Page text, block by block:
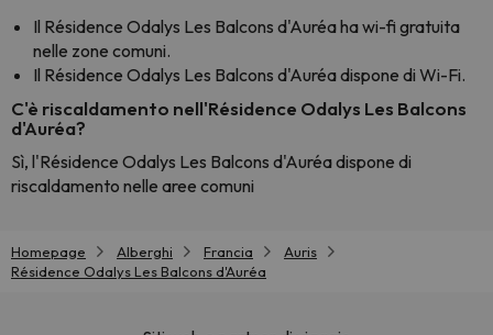
Il Résidence Odalys Les Balcons d'Auréa ha wi-fi gratuita
nelle zone comuni.
Il Résidence Odalys Les Balcons d'Auréa dispone di Wi-Fi.
C'è riscaldamento nell'Résidence Odalys Les Balcons
d'Auréa?
Sì, l'Résidence Odalys Les Balcons d'Auréa dispone di
riscaldamento nelle aree comuni
Homepage Alberghi Francia
Auris
Résidence Odalys Les Balcons d'Auréa